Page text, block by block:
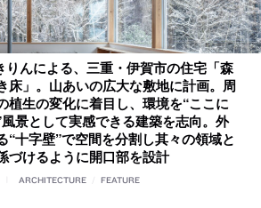
りんによる、三重・伊賀市の住宅「森
床」。山あいの広大な敷地に計画。周
植生の変化に着目し、環境を“ここに
風景として実感できる建築を志向。外
“十字壁”で空間を分割し其々の領域と
づけるように開口部を設計
ARCHITECTURE FEATURE